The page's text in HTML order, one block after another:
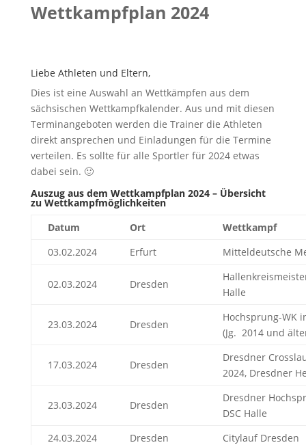
Wettkampfplan 2024
Liebe Athleten und Eltern,
Dies ist eine Auswahl an Wettkämpfen aus dem
sächsischen Wettkampfkalender. Aus und mit diesen
Terminangeboten werden die Trainer die Athleten
direkt ansprechen und Einladungen für die Termine
verteilen. Es sollte für alle Sportler für 2024 etwas
dabei sein. 🙂
Auszug aus dem Wettkampfplan 2024 – Übersicht
zu Wettkampfmöglichkeiten
Datum
Ort
Wettkampf
03.02.2024
Erfurt Mitteldeutsche
02.03.2024 Dresden
Halle
23.03.2024 Dresden
Hochsprung-WK
(Jg. 2014 und
17.03.2024 Dresden
Dresdner
2024, Dresdner
23.03.2024 Dresden
Dresdner
DSC Halle
24.03.2024
Dresden
Citylauf Dresden